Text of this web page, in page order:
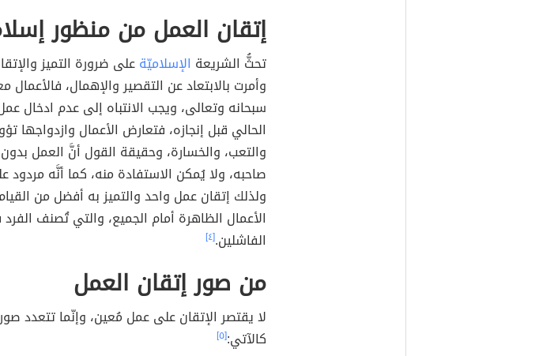
إتقان العمل من منظور
تحثُّ الشريعة الإسلاميّةعلى ضرورة التميز
وأمرت بالابتعاد عن التقصير والإهمال،
سبحانه وتعالى، ويجب الانتباه إلى عدم ادخال
الحالي قبل إنجازه، فتعارض الأعمال وازدواجها
والتعب، والخسارة، وحقيقة القول أنَّ العمل بدون
صاحبه، ولا يُمكن الاستفادة منه، كما أنَّه مردود
ولذلك إتقان عمل واحد والتميز به أفضل من
الأعمال الظاهرة أمام الجميع، والتي تُصنف
الفاشلين.[٤]
من صور إتقان العمل
لا يقتصر الإتقان على عمل مُعين، وإنّما تتعدد
كالآتي:[٥]